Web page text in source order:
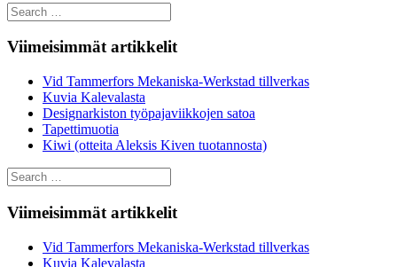
Search
for:
Viimeisimmät artikkelit
Vid Tammerfors Mekaniska-Werkstad tillverkas
Kuvia Kalevalasta
Designarkiston työpajaviikkojen satoa
Tapettimuotia
Kiwi (otteita Aleksis Kiven tuotannosta)
Search
for:
Viimeisimmät artikkelit
Vid Tammerfors Mekaniska-Werkstad tillverkas
Kuvia Kalevalasta